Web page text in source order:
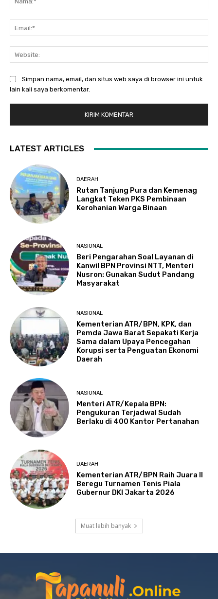
Simpan nama, email, dan situs web saya di browser ini untuk
lain kali saya berkomentar.
LATEST ARTICLES
DAERAH
Rutan Tanjung Pura dan Kemenag
Langkat Teken PKS Pembinaan
Kerohanian Warga Binaan
NASIONAL
Beri Pengarahan Soal Layanan di
Kanwil BPN Provinsi NTT, Menteri
Nusron: Gunakan Sudut Pandang
Masyarakat
NASIONAL
Kementerian ATR/BPN, KPK, dan
Pemda Jawa Barat Sepakati Kerja
Sama dalam Upaya Pencegahan
Korupsi serta Penguatan Ekonomi
Daerah
NASIONAL
Menteri ATR/Kepala BPN:
Pengukuran Terjadwal Sudah
Berlaku di 400 Kantor Pertanahan
DAERAH
Kementerian ATR/BPN Raih Juara II
Beregu Turnamen Tenis Piala
Gubernur DKI Jakarta 2026
Muat lebih banyak